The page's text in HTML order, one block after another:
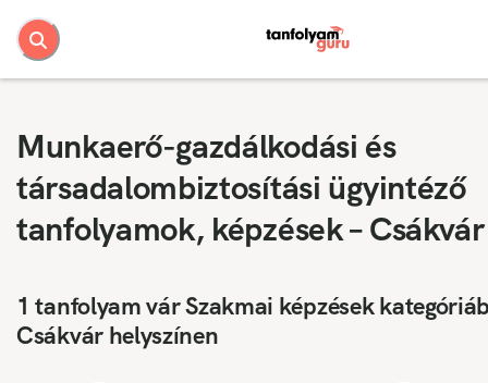
Munkaerő-gazdálkodási és
társadalombiztosítási ügyintéző
tanfolyamok, képzések – Csákvár
1 tanfolyam vár Szakmai képzések
Csákvár helyszínen